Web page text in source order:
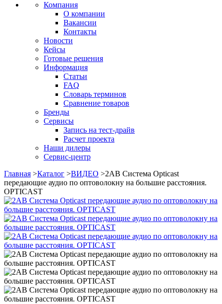
Компания
О компании
Вакансии
Контакты
Новости
Кейсы
Готовые решения
Информация
Статьи
FAQ
Словарь терминов
Сравнение товаров
Бренды
Сервисы
Запись на тест-драйв
Расчет проекта
Наши дилеры
Сервис-центр
Главная >Каталог >ВИДЕО >2AB Система Opticast
передающие аудио по оптоволокну на большие расстояния.
OPTICAST